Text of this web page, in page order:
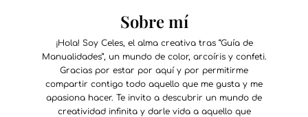
Sobre mí
¡Hola! Soy Celes, el alma creativa tras “Guía de
Manualidades”, un mundo de color, arcoíris y confeti.
Gracias por estar por aquí y por permitirme
compartir contigo todo aquello que me gusta y me
apasiona hacer. Te invito a descubrir un mundo de
creatividad infinita y darle vida a aquello que